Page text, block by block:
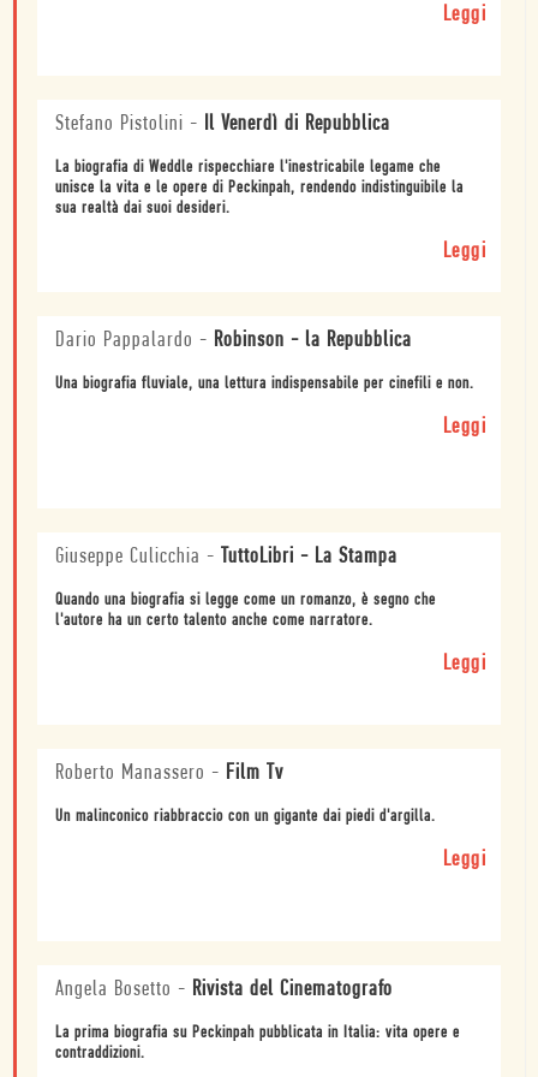
Leggi
Stefano Pistolini - Il Venerdì di Repubblica
La biografia di Weddle rispecchiare l'inestricabile legame che
unisce la vita e le opere di Peckinpah, rendendo indistinguibile la
sua realtà dai suoi desideri.
Leggi
Dario Pappalardo - Robinson - la Repubblica
Una biografia fluviale, una lettura indispensabile per cinefili e non.
Leggi
Giuseppe Culicchia - TuttoLibri - La Stampa
Quando una biografia si legge come un romanzo, è segno che
l'autore ha un certo talento anche come narratore.
Leggi
Roberto Manassero - Film Tv
Un malinconico riabbraccio con un gigante dai piedi d'argilla.
Leggi
Angela Bosetto - Rivista del Cinematografo
La prima biografia su Peckinpah pubblicata in Italia: vita opere e
contraddizioni.